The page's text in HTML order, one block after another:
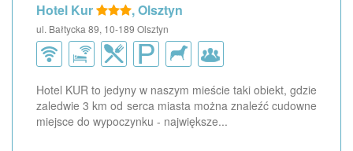
Hotel Kur , Olsztyn
ul. Bałtycka 89, 10-189 Olsztyn
Hotel KUR to jedyny w naszym mieście taki obiekt, gdzie
zaledwie 3 km od serca miasta można znaleźć cudowne
miejsce do wypoczynku - największe...